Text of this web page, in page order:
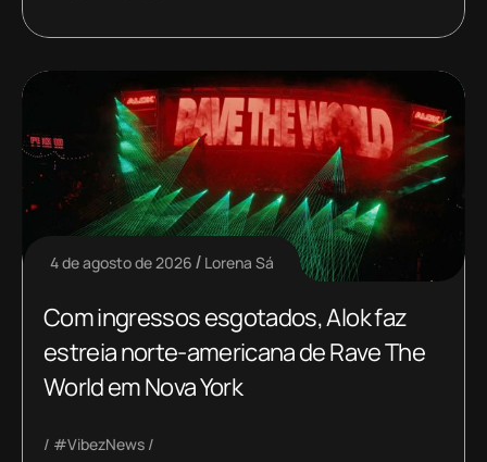
4 de agosto de 2026 Lorena Sá
Com ingressos esgotados, Alok faz
estreia norte-americana de Rave The
World em Nova York
#VibezNews